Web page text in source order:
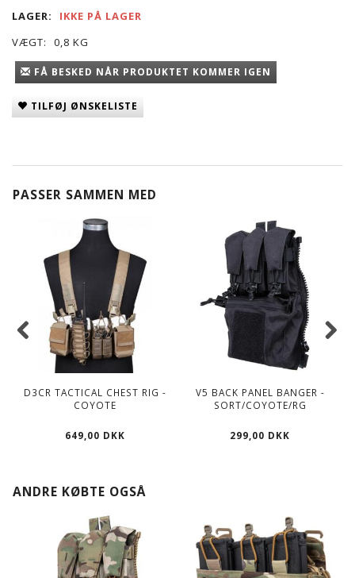
LAGER:
IKKE PÅ LAGER
VÆGT:
0,8 KG
FÅ BESKED NÅR PRODUKTET KOMMER IGEN
TILFØJ ØNSKELISTE
PASSER SAMMEN MED
D3CR TACTICAL CHEST RIG -
COYOTE
649,00 DKK
V5 BACK PANEL BANGER -
SORT/COYOTE/RG
299,00 DKK
ANDRE KØBTE OGSÅ